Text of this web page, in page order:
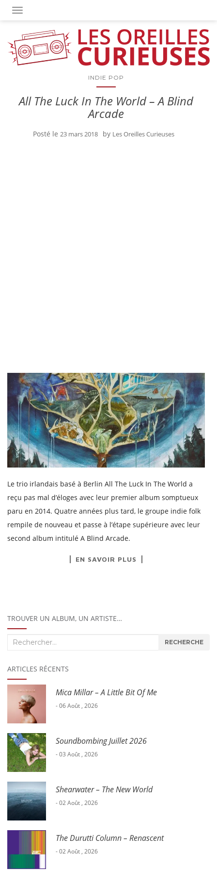
OUVRIR/FERMER LA NAVIGATION
INDIE POP
All The Luck In The World – A Blind
Arcade
Posté le 23 mars 2018 by Les Oreilles Curieuses
Le trio irlandais basé à Berlin All The Luck In The World a
reçu pas mal d’éloges avec leur premier album somptueux
paru en 2014. Quatre années plus tard, le groupe indie folk
rempile de nouveau et passe à l’étape supérieure avec leur
second album intitulé A Blind Arcade.
EN SAVOIR PLUS
TROUVER UN ALBUM, UN ARTISTE…
Recherche
RECHERCHE
ARTICLES RÉCENTS
Mica Millar – A Little Bit Of Me
- 06 Août , 2026
Soundbombing Juillet 2026
- 03 Août , 2026
Shearwater – The New World
- 02 Août , 2026
The Durutti Column – Renascent
- 02 Août , 2026